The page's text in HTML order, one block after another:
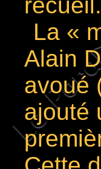
La «
Alain
avoué
ajouté